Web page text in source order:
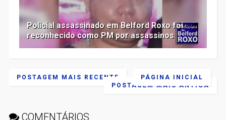
Policial assassinado em Belford Roxo foi
reconhecido como PM por assassinos
POSTAGEM MAIS RECENTE
POSTAGEM MAIS ANTIGA
PÁGINA INICIAL
COMENTÁRIOS